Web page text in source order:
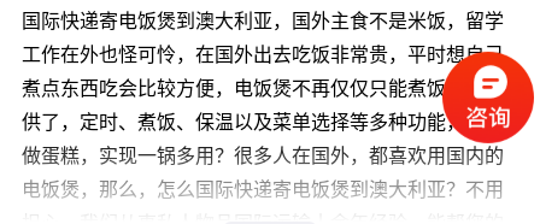
USPS已经与中国邮政合作，可以中美之间相互通邮。
我们是EMS和各大国际快递的一级代理，享有各大国际
快递的3-5折优惠，时效和官方的一样。除此以外，不收取
任何服务费、手续费，并提供免费代收、打包、仓储、验
货等增值服务。在给您重新打包时，会将包裹的所有多余
包装都去掉，再重新整合再一起打包，切切实实地为包裹
最小（直径*2+长≥17CM，长≥10CM）
优势：价格非常便宜 实重计费 无偏远附加费，有邮局的地
方就能派送
缺点：时效不稳定，丢包率高，问题件查询/索赔周期漫长
(1-6个月） 10-45工作日 低价值和非紧急货物→首选 EMS
重量/尺寸限制：
国际快递寄电饭煲到澳大利亚，国外主食不是米饭，留学
工作在外也怪可怜，在国外出去吃饭非常贵，平时想自己
煮点东西吃会比较方便，电饭煲不再仅仅只能煮饭，还提
供了，定时、煮饭、保温以及菜单选择等多种功能，还能
做蛋糕，实现一锅多用？很多人在国外，都喜欢用国内的
电饭煲，那么，怎么国际快递寄电饭煲到澳大利亚？不用